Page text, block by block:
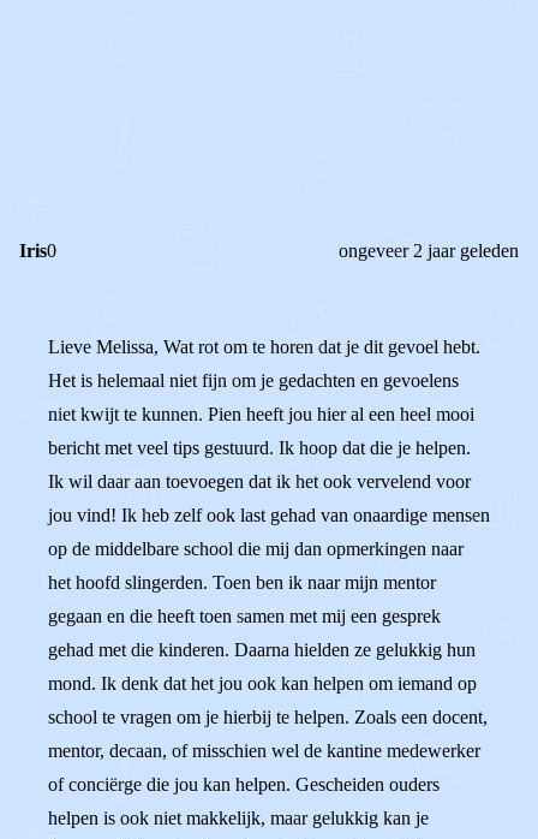
Iris0 ongeveer 2 jaar geleden
Lieve Melissa, Wat rot om te horen dat je dit gevoel hebt.
Het is helemaal niet fijn om je gedachten en gevoelens
niet kwijt te kunnen. Pien heeft jou hier al een heel mooi
bericht met veel tips gestuurd. Ik hoop dat die je helpen.
Ik wil daar aan toevoegen dat ik het ook vervelend voor
jou vind! Ik heb zelf ook last gehad van onaardige mensen
op de middelbare school die mij dan opmerkingen naar
het hoofd slingerden. Toen ben ik naar mijn mentor
gegaan en die heeft toen samen met mij een gesprek
gehad met die kinderen. Daarna hielden ze gelukkig hun
mond. Ik denk dat het jou ook kan helpen om iemand op
school te vragen om je hierbij te helpen. Zoals een docent,
mentor, decaan, of misschien wel de kantine medewerker
of conciërge die jou kan helpen. Gescheiden ouders
helpen is ook niet makkelijk, maar gelukkig kan je